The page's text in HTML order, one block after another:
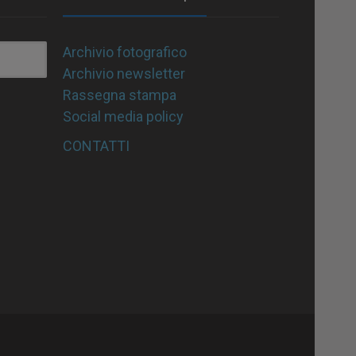
Archivio fotografico
Archivio newsletter
Rassegna stampa
Social media policy
CONTATTI